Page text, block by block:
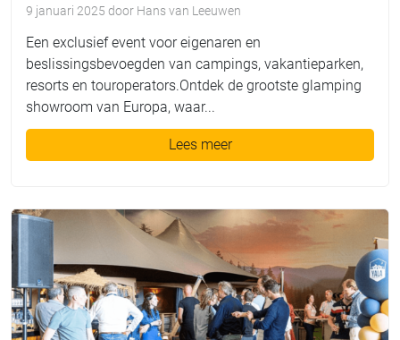
9 januari 2025 door Hans van Leeuwen
Een exclusief event voor eigenaren en
beslissingsbevoegden van campings, vakantieparken,
resorts en touroperators.Ontdek de grootste glamping
showroom van Europa, waar...
Lees meer